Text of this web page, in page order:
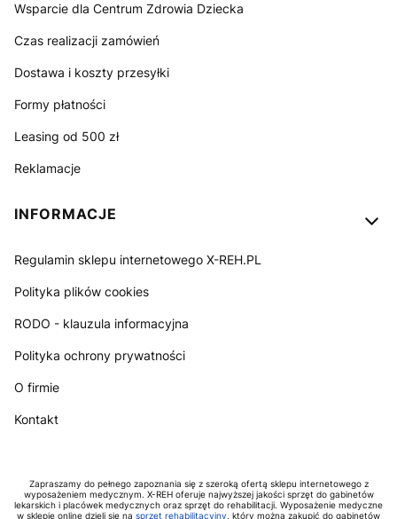
Wsparcie dla Centrum Zdrowia Dziecka
Czas realizacji zamówień
Dostawa i koszty przesyłki
Formy płatności
Leasing od 500 zł
Reklamacje
INFORMACJE
Regulamin sklepu internetowego X-REH.PL
Polityka plików cookies
RODO - klauzula informacyjna
Polityka ochrony prywatności
O firmie
Kontakt
Zapraszamy do pełnego zapoznania się z szeroką ofertą sklepu internetowego z
wyposażeniem medycznym. X-REH oferuje najwyższej jakości sprzęt do gabinetów
lekarskich i placówek medycznych oraz sprzęt do rehabilitacji. Wyposażenie medyczne
w sklepie online dzieli się na sprzęt rehabilitacyjny , który można zakupić do gabinetów